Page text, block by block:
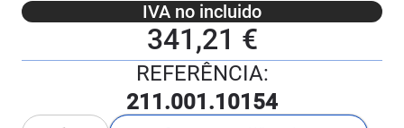
IVA no incluido
341,21 €
REFERÊNCIA:
211.001.10154